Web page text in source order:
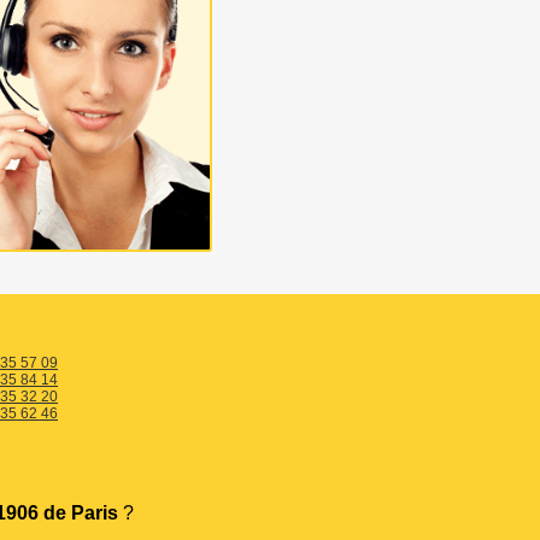
57 09
84 14
32 20
62 46
de Paris ?